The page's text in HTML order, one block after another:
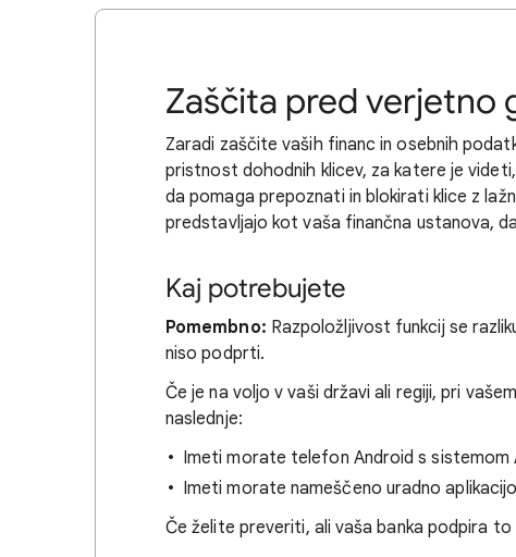
Zaščita pred verjetno
Zaradi zaščite vaših financ in osebnih
pristnost dohodnih klicev, za katere je
da pomaga prepoznati in blokirati klice z
predstavljajo kot vaša finančna ustanova,
Kaj potrebujete
Pomembno: Razpoložljivost funkcij se
niso podprti.
Če je na voljo v vaši državi ali regiji, pri
naslednje:
Imeti morate telefon Android s sistemom
Imeti morate nameščeno uradno
Če želite preveriti, ali vaša banka podpira